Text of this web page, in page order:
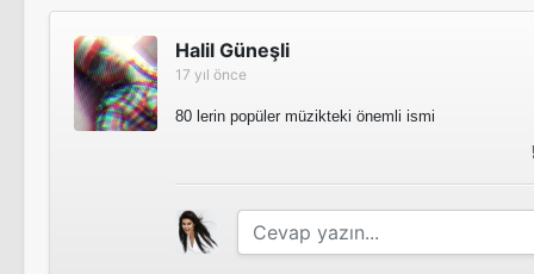
Halil Güneşli
17 yıl önce
80 lerin popüler müzikteki önemli ismi